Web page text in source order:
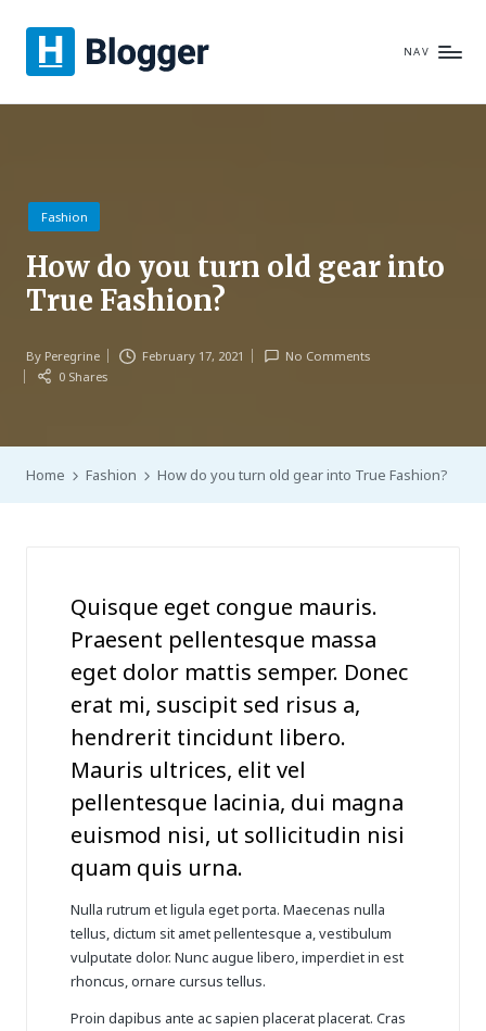
g
e
r
NAV
Posted
in
Fashion
How do you turn old gear into
True Fashion?
Posted
By Peregrine February 17, 2021
No Comments
0 Shares
Home Fashion How do you turn old gear into True Fashion?
Quisque eget congue mauris.
Praesent pellentesque massa
eget dolor mattis semper. Donec
erat mi, suscipit sed risus a,
hendrerit tincidunt libero.
Mauris ultrices, elit vel
pellentesque lacinia, dui magna
euismod nisi, ut sollicitudin nisi
quam quis urna.
Nulla rutrum et ligula eget porta. Maecenas nulla
tellus, dictum sit amet pellentesque a, vestibulum
vulputate dolor. Nunc augue libero, imperdiet in est
rhoncus, ornare cursus tellus.
Proin dapibus ante ac sapien placerat placerat. Cras